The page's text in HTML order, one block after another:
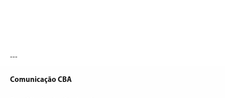
---
Comunicação CBA